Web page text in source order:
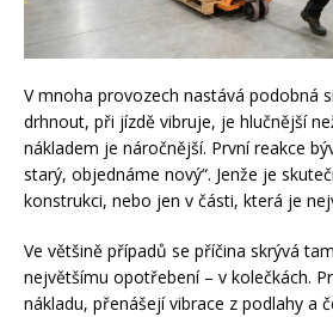
V mnoha provozech nastává podobná
drhnout, při jízdě vibruje, je hlučnější
nákladem je náročnější. První reakce
starý, objednáme nový“. Jenže je
konstrukci, nebo jen v části, která je
Ve většině případů se příčina skrývá
největšímu opotřebení – v kolečkách.
nákladu, přenášejí vibrace z podlahy a